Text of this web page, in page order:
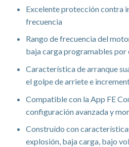
Excelente protección contra
frecuencia
Rango de frecuencia del
baja carga programables por
Característica de arranque
el golpe de arriete e
Compatible con la App FE
configuración avanzada y
Construído con
explosión, baja carga, bajo